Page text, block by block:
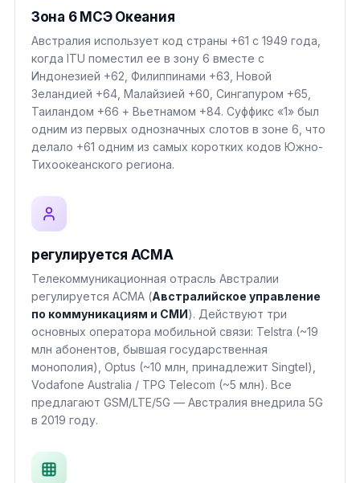
Зона 6 МСЭ Океания
Австралия использует код страны +61 с 1949 года,
когда ITU поместил ее в зону 6 вместе с
Индонезией +62, Филиппинами +63, Новой
Зеландией +64, Малайзией +60, Сингапуром +65,
Таиландом +66 + Вьетнамом +84. Суффикс «1» был
одним из первых однозначных слотов в зоне 6, что
делало +61 одним из самых коротких кодов Южно-
Тихоокеанского региона.
регулируется ACMA
Телекоммуникационная отрасль Австралии
регулируется ACMA (Австралийское управление
по коммуникациям и СМИ). Действуют три
основных оператора мобильной связи: Telstra (~19
млн абонентов, бывшая государственная
монополия), Optus (~10 млн, принадлежит Singtel),
Vodafone Australia / TPG Telecom (~5 млн). Все
предлагают GSM/LTE/5G — Австралия внедрила 5G
в 2019 году.